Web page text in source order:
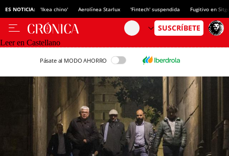
ES NOTICIA: 'Ikea chino' Aerolínea Starlux 'Fintech' suspendida Fugitivo en
Leer en Castellano
Pásate al MODO AHORRO